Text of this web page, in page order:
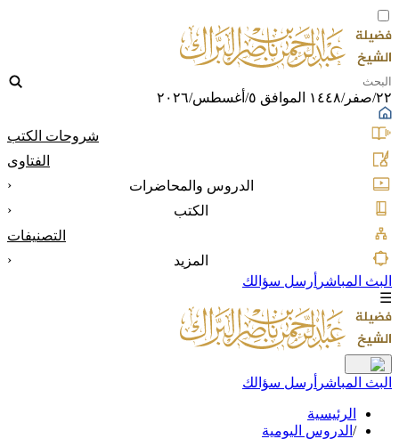
٢٢/صفر/١٤٤٨ الموافق ٥/أغسطس/٢٠٢٦
شروحات الكتب
الفتاوى
الدروس والمحاضرات
‹
الكتب
‹
التصنيفات
المزيد
‹
البث المباشر أرسل سؤالك
☰
البث المباشر أرسل سؤالك
الرئيسية
/ الدروس اليومية